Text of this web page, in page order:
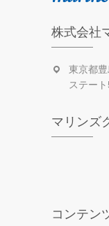
株式会社
東京都
ステー
マリンズ
コンテン